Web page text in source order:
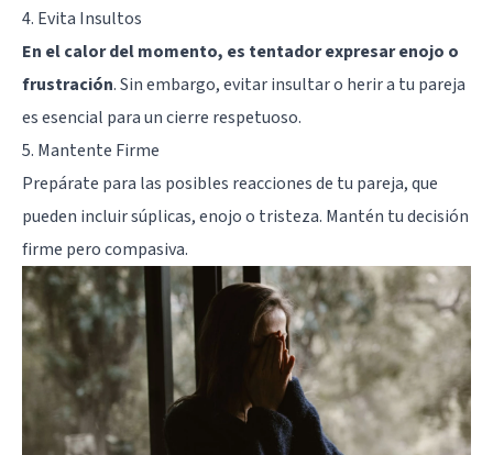
4. Evita Insultos
En el calor del momento, es tentador expresar enojo o
frustración. Sin embargo, evitar insultar o herir a tu pareja
es esencial para un cierre respetuoso.
5. Mantente Firme
Prepárate para las posibles reacciones de tu pareja, que
pueden incluir súplicas, enojo o tristeza. Mantén tu decisión
firme pero compasiva.